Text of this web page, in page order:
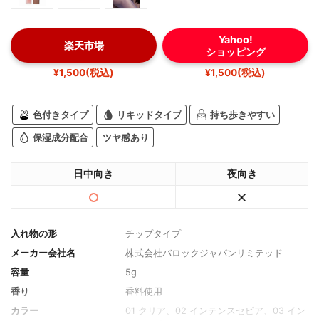
楽天市場
¥1,500(税込)
Yahoo!
ショッピング
¥1,500(税込)
色付きタイプ リキッドタイプ 持ち歩きやすい
保湿成分配合 ツヤ感あり
日中向き 夜向き
入れ物の形
チップタイプ
メーカー会社名
株式会社バロックジャパンリミテッド
容量
5g
香り
香料使用
カラー
01 クリア、02 インテンスセピア、03 イン